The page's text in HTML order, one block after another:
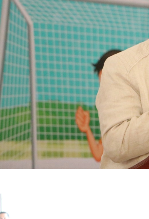
และกฎหมาย
ารปฏิบัติงาน
ท้องถิ่น ของอบจ.สุพรรณบุรี
บประมาณรายจ่ายประจำปี ของ อบจ.สุ
นๆ ของ อบจ.สุพรรณบุรี
ารประชุมสภา อบจ.สุพรรณบุรี
ารติดตามและประเมินผลแผนพัฒนาท้อง